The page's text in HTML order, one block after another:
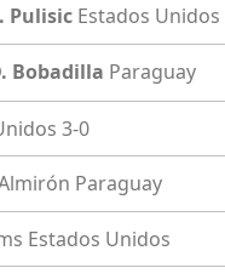
Pulisic Estados Unidos
Bobadilla Paraguay
3-0
Paraguay
Estados Unidos